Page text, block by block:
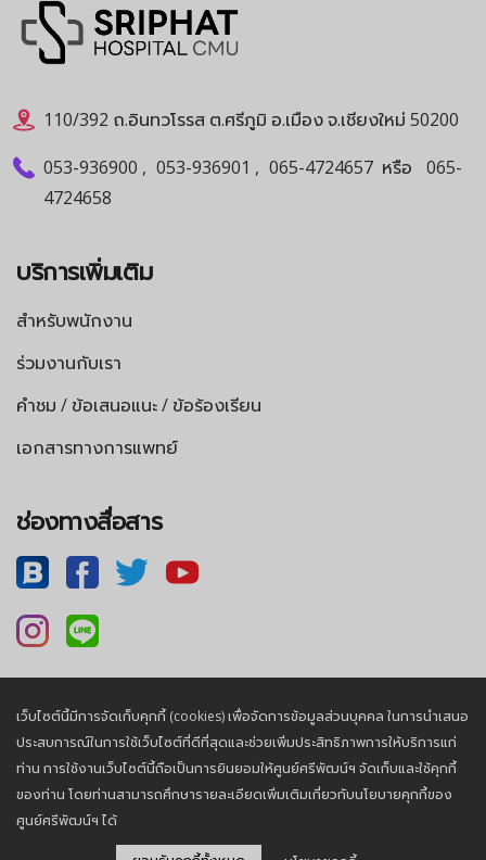
110/392 ถ.อินทวโรรส ต.ศรีภูมิ อ.เมือง จ.เชียงใหม่ 50200
053-936900 , 053-936901 , 065-4724657 หรือ
065-
4724658
บริการเพิ่มเติม
สำหรับพนักงาน
ร่วมงานกับเรา
คำชม / ข้อเสนอแนะ / ข้อร้องเรียน
เอกสารทางการแพทย์
ช่องทางสื่อสาร
นโยบายความเป็นส่วนตัว |นโยบายคุกกี้
© 2026, Sriphat Medical Center. All Rights Reserved.
เว็บไซต์นี้มีการจัดเก็บคุกกี้ (cookies) เพื่อจัดการข้อมูลส่วนบุคคล ในการนำเสนอ
ประสบการณ์ในการใช้เว็บไซต์ที่ดีที่สุดและช่วยเพิ่มประสิทธิภาพการให้บริการแก่
ท่าน การใช้งานเว็บไซต์นี้ถือเป็นการยินยอมให้ศูนย์ศรีพัฒน์ฯ จัดเก็บและใช้คุกกี้
ของท่าน โดยท่านสามารถศึกษารายละเอียดเพิ่มเติมเกี่ยวกับนโยบายคุกกี้ของ
ศูนย์ศรีพัฒน์ฯ ได้